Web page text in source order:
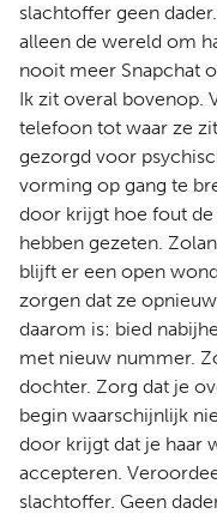
slachtoffer geen
alleen de wereld om
nooit meer Snapchat
Ik zit overal bovenop.
telefoon tot waar ze
gezorgd voor
vorming op gang te
door krijgt hoe fout de
hebben gezeten.
blijft er een open
zorgen dat ze
daarom is: bied
met nieuw nummer.
dochter. Zorg dat je
begin waarschijnlijk
door krijgt dat je haar
accepteren.
slachtoffer. Geen